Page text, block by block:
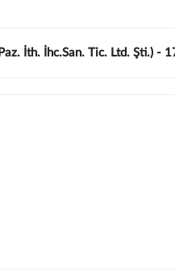
İth. İhc.San. Tic. Ltd. Şti.) -